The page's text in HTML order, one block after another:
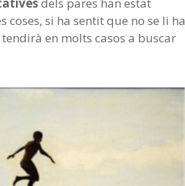
dels pares han estat
si ha sentit que no se li ha
en molts casos a buscar